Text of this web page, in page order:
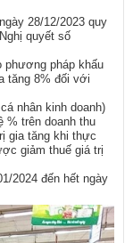
28/12/2023 quy
quyết số
phương pháp khấu
tăng 8% đối với
nhân kinh doanh)
% trên doanh thu
gia tăng khi thực
giảm thuế giá trị
2024 đến hết ngày